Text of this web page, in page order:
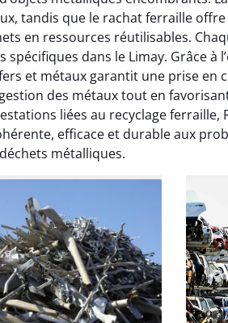
tandis que le rachat ferraille
en ressources réutilisables.
dans le Limay. Grâce à
et métaux garantit une prise en
des métaux tout en
liées au recyclage ferraille,
efficace et durable aux
métalliques.
21 juin 2024
de terrassement
jardin à Var était
exceptionnel. L'équipe a
de manière efficace
laissant
jardin impeccable et
pour notre nouveau